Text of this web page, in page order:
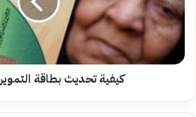
كيفية تحديث بطاقة